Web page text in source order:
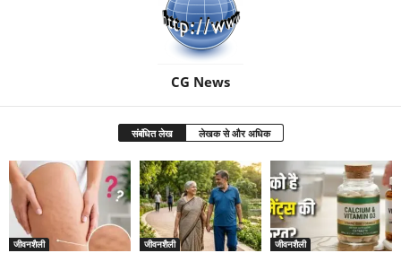
CG News
संबंधित लेख लेखक से और अधिक
जीवनशैली जीवनशैली जीवनशैली